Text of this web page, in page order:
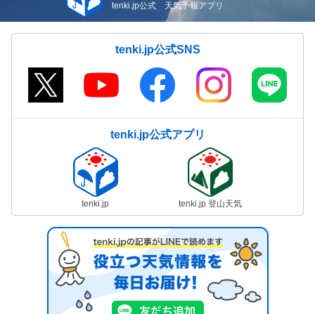
tenki.jp公式 天気予報アプリ
tenki.jp公式SNS
tenki.jp公式アプリ
tenki.jp tenki.jp 登山天気